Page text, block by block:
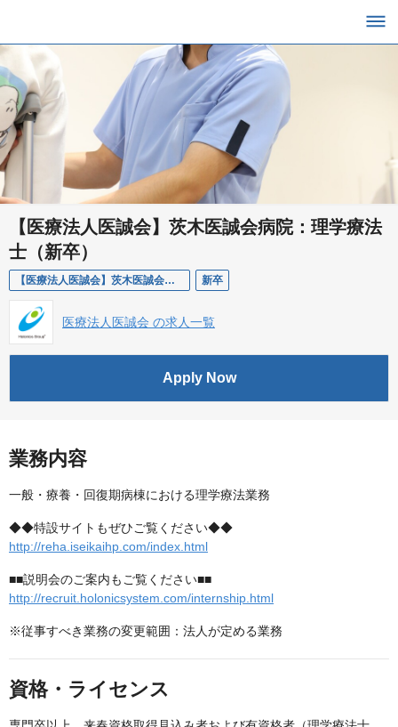
【医療法人医誠会】茨木医誠会病院：理学療法
士（新卒）
【医療法人医誠会】茨木医誠会病院：理学療法士（新卒） 新卒
医療法人医誠会 の求人一覧
Apply Now
業務内容
一般・療養・回復期病棟における理学療法業務
◆◆特設サイトもぜひご覧ください◆◆
http://reha.iseikaihp.com/index.html
■■説明会のご案内もご覧ください■■
http://recruit.holonicsystem.com/internship.html
※従事すべき業務の変更範囲：法人が定める業務
資格・ライセンス